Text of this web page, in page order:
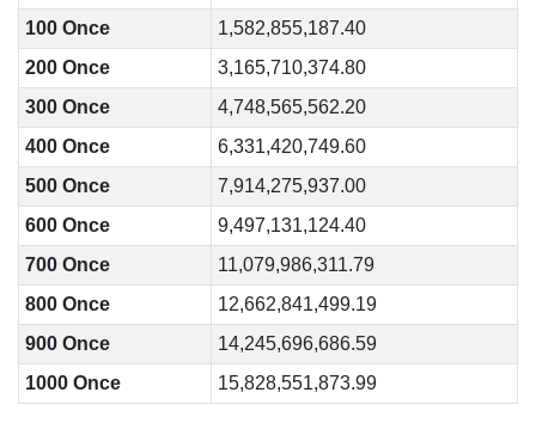
100 Once
1,582,855,187.40
200 Once
3,165,710,374.80
300 Once
4,748,565,562.20
400 Once
6,331,420,749.60
500 Once
7,914,275,937.00
600 Once
9,497,131,124.40
700 Once
11,079,986,311.79
800 Once
12,662,841,499.19
900 Once
14,245,696,686.59
1000 Once
15,828,551,873.99